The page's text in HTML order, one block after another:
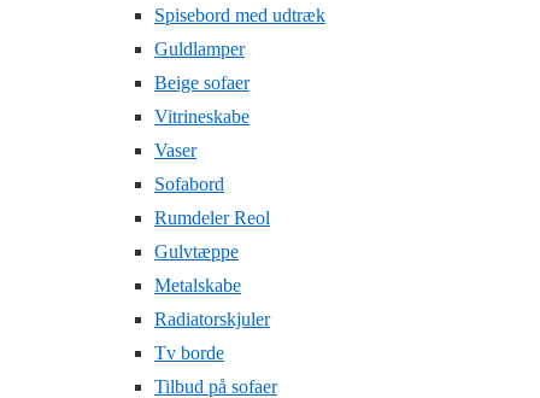
Spisebord med udtræk
Guldlamper
Beige sofaer
Vitrineskabe
Vaser
Sofabord
Rumdeler Reol
Gulvtæppe
Metalskabe
Radiatorskjuler
Tv borde
Tilbud på sofaer